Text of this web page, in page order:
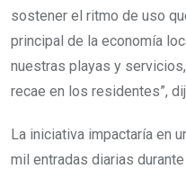
sostener el ritmo de uso
principal de la economía
nuestras playas y
recae en los residentes”,
La iniciativa impactaría en
mil entradas diarias